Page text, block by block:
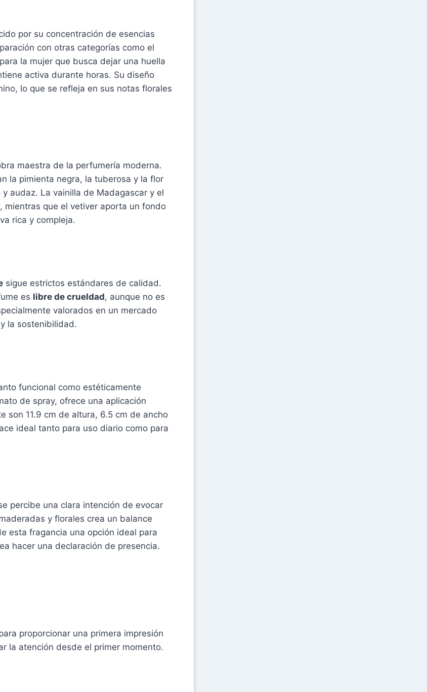
por su concentración de esencias
con otras categorías como el
la mujer que busca dejar una huella
activa durante horas. Su diseño
lo que se refleja en sus notas florales
maestra de la perfumería moderna.
la pimienta negra, la tuberosa y la flor
audaz. La vainilla de Madagascar y el
mientras que el vetiver aporta un fondo
rica y compleja.
sigue estrictos estándares de calidad.
es libre de crueldad, aunque no es
valorados en un mercado
la sostenibilidad.
funcional como estéticamente
de spray, ofrece una aplicación
son 11.9 cm de altura, 6.5 cm de ancho
ideal tanto para uso diario como para
percibe una clara intención de evocar
y florales crea un balance
esta fragancia una opción ideal para
hacer una declaración de presencia.
proporcionar una primera impresión
la atención desde el primer momento.